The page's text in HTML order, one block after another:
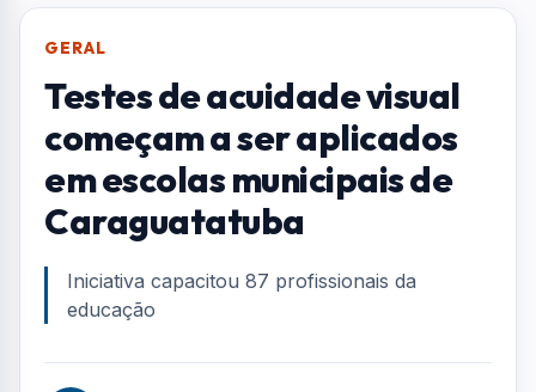
PorRedação
COMPARTILHAR: